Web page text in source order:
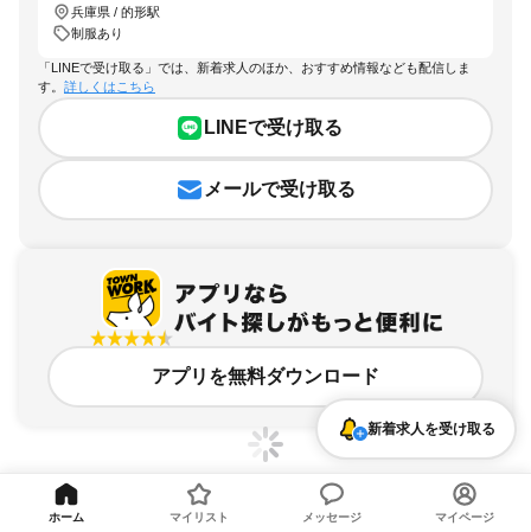
兵庫県 / 的形駅
制服あり
「LINEで受け取る」では、新着求人のほか、おすすめ情報なども配信しま
す。 詳しくはこちら
LINEで受け取る
メールで受け取る
アプリを無料ダウンロード
新着求人を受け取る
ホーム マイリスト メッセージ マイページ